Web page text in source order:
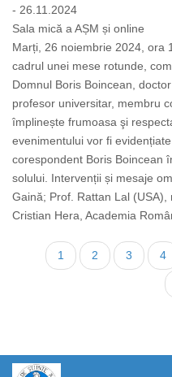
- 26.11.2024
Sala mică a AȘM și online
Marți, 26 noiembrie 2024, ora
cadrul unei mese rotunde,
Domnul Boris Boincean,
profesor universitar, membru
împlinește frumoasa şi
evenimentului vor fi
corespondent Boris Boincean
solului. Intervenții și mesaje
Gaină; Prof. Rattan Lal (USA),
Cristian Hera, Academia
PaginationCurrent
page
1 Page
2 Page
3 4
https://propletenie.ru/